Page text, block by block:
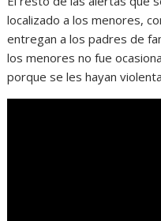
localizado a los menores,
entregan a los padres de
los menores no fue
porque se les hayan